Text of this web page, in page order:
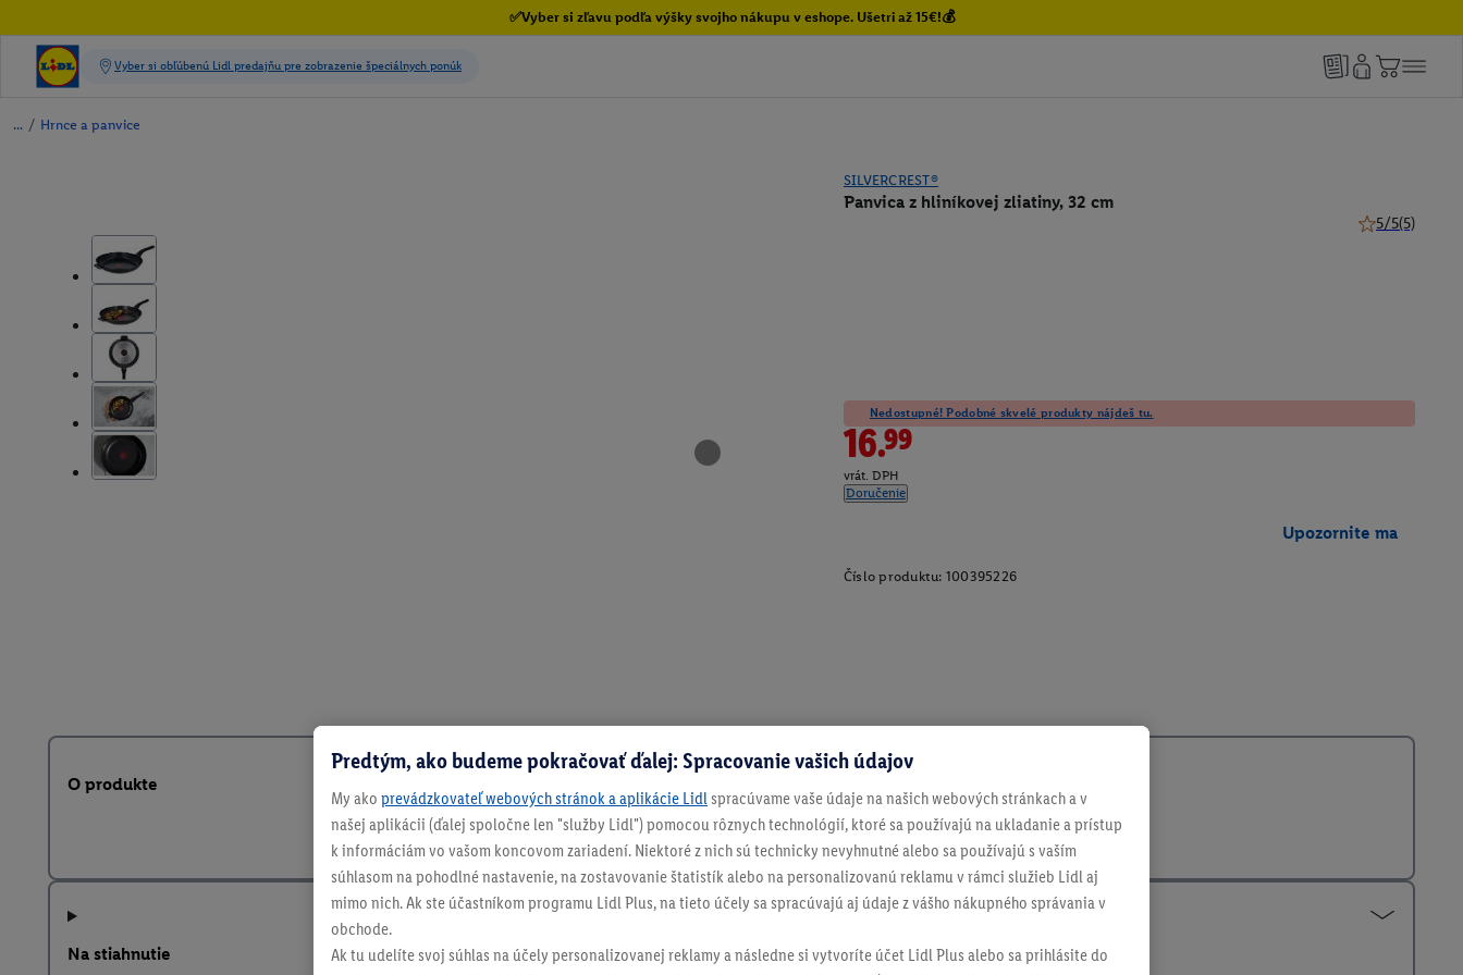
✅Vyber si zľavu podľa výšky svojho nákupu v eshope. Ušetri až 15€!💰
/ Hrnce a panvice
SILVERCREST®
Panvica z hliníkovej zliatiny, 32 cm
5/5(5)
Nedostupné! Podobné skvelé produkty nájdeš tu.
16.99
vrát. DPH
Doručenie
Upozornite ma
Číslo produktu: 100395226
O produkte
Na stiahnutie
Predtým, ako budeme pokračovať ďalej: Spracovanie vašich údajov
My ako prevádzkovateľ webových stránok a aplikácie Lidl spracúvame vaše údaje na našich webových stránkach a v
našej aplikácii (ďalej spoločne len "služby Lidl") pomocou rôznych technológií, ktoré sa používajú na ukladanie a prístup
k informáciám vo vašom koncovom zariadení. Niektoré z nich sú technicky nevyhnutné alebo sa používajú s vaším
súhlasom na pohodlné nastavenie, na zostavovanie štatistík alebo na personalizovanú reklamu v rámci služieb Lidl aj
mimo nich. Ak ste účastníkom programu Lidl Plus, na tieto účely sa spracúvajú aj údaje z vášho nákupného správania v
obchode.
Ak tu udelíte svoj súhlas na účely personalizovanej reklamy a následne si vytvoríte účet Lidl Plus alebo sa prihlásite do